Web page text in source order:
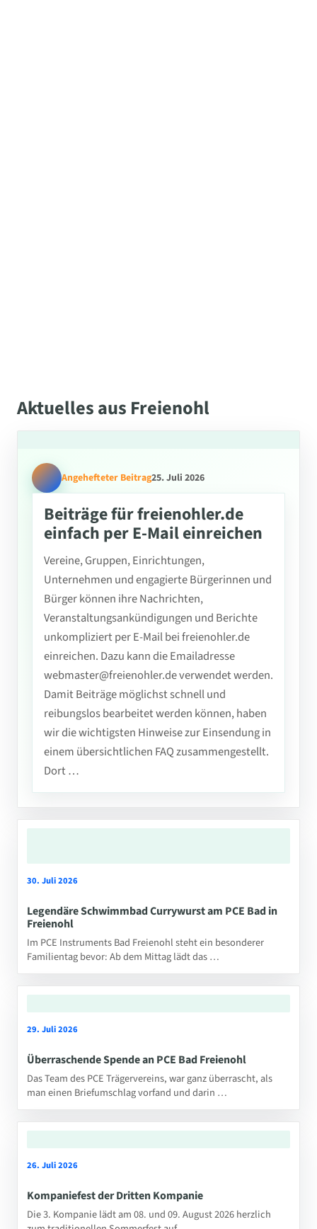
Aktuelles aus Freienohl
Angehefteter Beitrag25. Juli 2026
Beiträge für freienohler.de
einfach per E-Mail einreichen
Vereine, Gruppen, Einrichtungen,
Unternehmen und engagierte Bürgerinnen und
Bürger können ihre Nachrichten,
Veranstaltungsankündigungen und Berichte
unkompliziert per E-Mail bei freienohler.de
einreichen. Dazu kann die Emailadresse
webmaster@freienohler.de verwendet werden.
Damit Beiträge möglichst schnell und
reibungslos bearbeitet werden können, haben
wir die wichtigsten Hinweise zur Einsendung in
einem übersichtlichen FAQ zusammengestellt.
Dort …
30. Juli 2026
Legendäre Schwimmbad Currywurst am PCE Bad in
Freienohl
Im PCE Instruments Bad Freienohl steht ein besonderer
Familientag bevor: Ab dem Mittag lädt das …
29. Juli 2026
Überraschende Spende an PCE Bad Freienohl
Das Team des PCE Trägervereins, war ganz überrascht, als
man einen Briefumschlag vorfand und darin …
26. Juli 2026
Kompaniefest der Dritten Kompanie
Die 3. Kompanie lädt am 08. und 09. August 2026 herzlich